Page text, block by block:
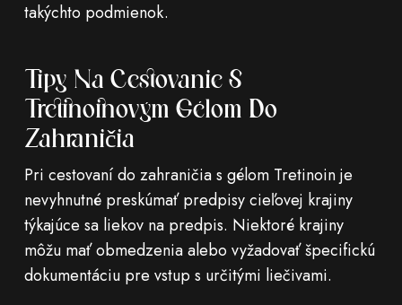
takýchto podmienok.
Tipy Na Cestovanie S
Tretinoinovým Gélom Do
Zahraničia
Pri cestovaní do zahraničia s gélom Tretinoin je
nevyhnutné preskúmať predpisy cieľovej krajiny
týkajúce sa liekov na predpis. Niektoré krajiny
môžu mať obmedzenia alebo vyžadovať špecifickú
dokumentáciu pre vstup s určitými liečivami.